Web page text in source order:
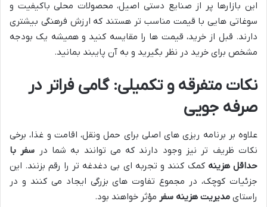
این بازارها پر از صنایع دستی اصیل، محصولات محلی باکیفیت و
سوغاتی هایی با قیمت مناسب تر هستند که ارزش فرهنگی بیشتری
دارند. قبل از خرید، قیمت ها را مقایسه کنید و همیشه یک بودجه
مشخص برای خرید در نظر بگیرید و به آن پایبند بمانید.
نکات متفرقه و تکمیلی: گامی فراتر در
صرفه جویی
علاوه بر برنامه ریزی های اصلی برای حمل ونقل، اقامت و غذا، برخی
نکات ظریف تر نیز وجود دارند که می توانند به شما در سفر با
حداقل هزینه کمک کنند و تجربه ای بی دغدغه تر را رقم بزنند. این
جزئیات کوچک، در مجموع تفاوت های بزرگی ایجاد می کنند و در
راستای مدیریت هزینه سفر مؤثر خواهند بود.